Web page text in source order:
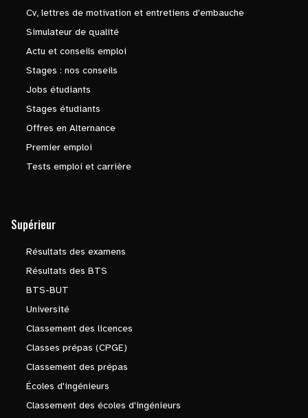
Cv, lettres de motivation et entretiens d'embauche
Simulateur de qualité
Actu et conseils emploi
Stages : nos conseils
Jobs étudiants
Stages étudiants
Offres en Alternance
Premier emploi
Tests emploi et carrière
Supérieur
Résultats des examens
Résultats des BTS
BTS-BUT
Université
Classement des licences
Classes prépas (CPGE)
Classement des prépas
Écoles d'ingénieurs
Classement des écoles d'ingénieurs